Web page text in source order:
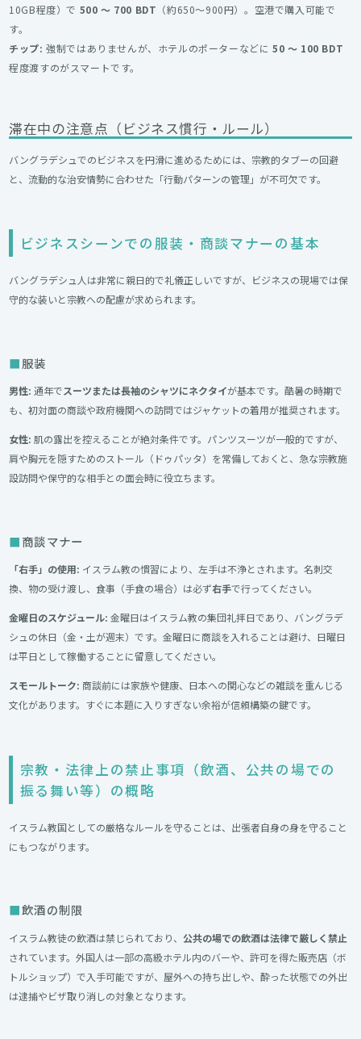
10GB程度）で 500 〜 700 BDT （約650〜900円）。空港で購入可能で
す。
チップ: 強制ではありませんが、ホテルのポーターなどに50 〜 100 BDT
程度渡すのがスマートです。
滞在中の注意点（ビジネス慣行・ルール）
バングラデシュでのビジネスを円滑に進めるためには、宗教的タブーの回避
と、流動的な治安情勢に合わせた「行動パターンの管理」が不可欠です。
ビジネスシーンでの服装・商談マナーの基本
バングラデシュ人は非常に親日的で礼儀正しいですが、ビジネスの現場では保
守的な装いと宗教への配慮が求められます。
服装
男性: 通年でスーツまたは長袖のシャツにネクタイが基本です。酷暑の時期で
も、初対面の商談や政府機関への訪問ではジャケットの着用が推奨されます。
女性: 肌の露出を控えることが絶対条件です。パンツスーツが一般的ですが、
肩や胸元を隠すためのストール（ドゥパッタ）を常備しておくと、急な宗教施
設訪問や保守的な相手との面会時に役立ちます。
商談マナー
「右手」の使用: イスラム教の慣習により、左手は不浄とされます。名刺交
換、物の受け渡し、食事（手食の場合）は必ず右手で行ってください。
金曜日のスケジュール: 金曜日はイスラム教の集団礼拝日であり、バングラデ
シュの休日（金・土が週末）です。金曜日に商談を入れることは避け、日曜日
は平日として稼働することに留意してください。
スモールトーク: 商談前には家族や健康、日本への関心などの雑談を重んじる
文化があります。すぐに本題に入りすぎない余裕が信頼構築の鍵です。
宗教・法律上の禁止事項（飲酒、公共の場での
振る舞い等）の概略
イスラム教国としての厳格なルールを守ることは、出張者自身の身を守ること
にもつながります。
飲酒の制限
イスラム教徒の飲酒は禁じられており、公共の場での飲酒は法律で厳しく禁止
されています。外国人は一部の高級ホテル内のバーや、許可を得た販売店（ボ
トルショップ）で入手可能ですが、屋外への持ち出しや、酔った状態での外出
は逮捕やビザ取り消しの対象となります。